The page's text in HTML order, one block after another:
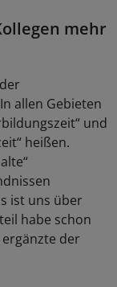
mehr
allen Gebieten
und
heißen.
ist uns über
habe schon
der